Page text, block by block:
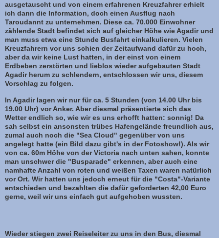
ausgetauscht und von einem erfahrenen Kreuzfahrer erhielt
ich dann die Information, doch einen Ausflug nach
Taroudannt zu unternehmen. Diese ca. 70.000 Einwohner
zählende Stadt befindet sich auf gleicher Höhe wie Agadir und
man muss etwa eine Stunde Busfahrt einkalkulieren. Vielen
Kreuzfahrern vor uns schien der Zeitaufwand dafür zu hoch,
aber da wir keine Lust hatten, in der einst von einem
Erdbeben zerstörten und lieblos wieder aufgebauten Stadt
Agadir herum zu schlendern, entschlossen wir uns, diesem
Vorschlag zu folgen.
In Agadir lagen wir nur für ca. 5 Stunden (von 14.00 Uhr bis
19.00 Uhr) vor Anker. Aber diesmal präsentierte sich das
Wetter endlich so, wie wir es uns erhofft hatten: sonnig! Da
sah selbst ein ansonsten trübes Hafengelände freundlich aus,
zumal auch noch die "Sea Cloud" gegenüber von uns
angelegt hatte (ein Bild dazu gibt's in der Fotoshow!). Als wir
von ca. 60m Höhe von der Victoria nach unten sahen, konnte
man unschwer die "Busparade" erkennen, aber auch eine
namhafte Anzahl von roten und weißen Taxen waren natürlich
vor Ort. Wir hatten uns jedoch erneut für die "Costa"-Variante
entschieden und bezahlten die dafür geforderten 42,00 Euro
gerne, weil wir uns einfach gut aufgehoben wussten.
Wieder stiegen zwei Reiseleiter zu uns in den Bus, diesmal